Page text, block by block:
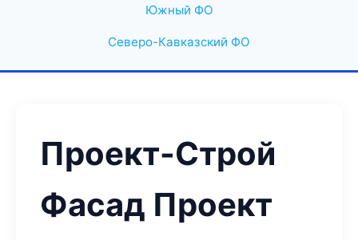
Южный ФО
Северо-Кавказский ФО
Проект-Строй
Фасад Проект